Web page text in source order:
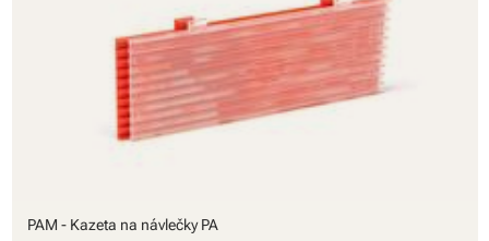
PAM - Kazeta na návlečky PA